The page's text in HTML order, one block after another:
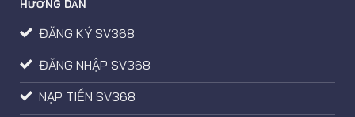
HƯỚNG DẪN
ĐĂNG KÝ SV368
ĐĂNG NHẬP SV368
NẠP TIỀN SV368